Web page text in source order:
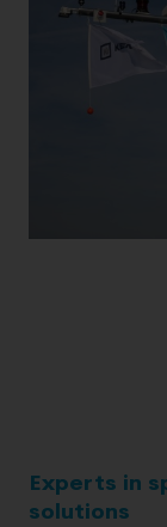
Experts in
solutions